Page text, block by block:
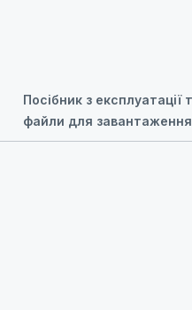
Посібник з експлуатації
файли для завантаження